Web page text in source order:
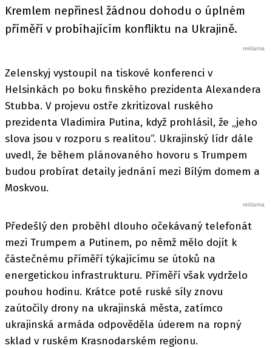
Kremlem nepřinesl žádnou dohodu o úplném
příměří v probíhajícím konfliktu na Ukrajině.
Zelenskyj vystoupil na tiskové konferenci v
Helsinkách po boku finského prezidenta Alexandera
Stubba. V projevu ostře zkritizoval ruského
prezidenta Vladimira Putina, když prohlásil, že „jeho
slova jsou v rozporu s realitou“. Ukrajinský lídr dále
uvedl, že během plánovaného hovoru s Trumpem
budou probírat detaily jednání mezi Bílým domem a
Moskvou.
Předešlý den proběhl dlouho očekávaný telefonát
mezi Trumpem a Putinem, po němž mělo dojít k
částečnému příměří týkajícímu se útoků na
energetickou infrastrukturu. Příměří však vydrželo
pouhou hodinu. Krátce poté ruské síly znovu
zaútočily drony na ukrajinská města, zatímco
ukrajinská armáda odpověděla úderem na ropný
sklad v ruském Krasnodarském regionu.